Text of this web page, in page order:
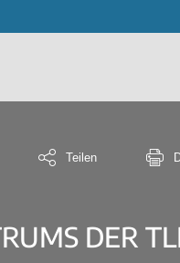
Teilen
DER